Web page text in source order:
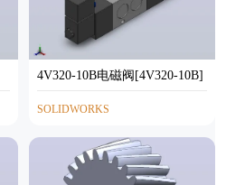
4V320-10B电磁阀[4V320-10B]
SOLIDWORKS